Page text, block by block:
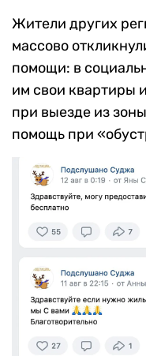
Жители других
массово
помощи: в
им свои квартиры
при выезде из
помощь при